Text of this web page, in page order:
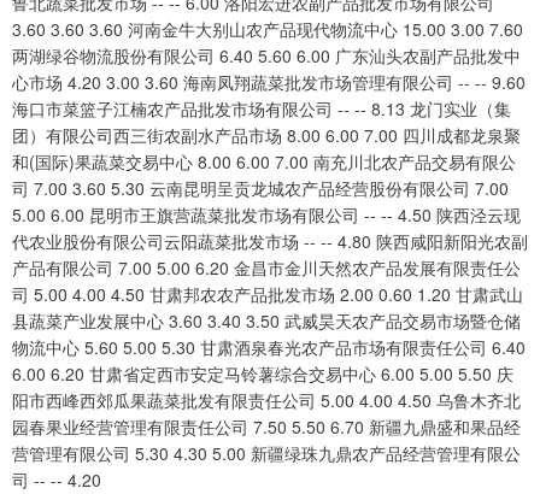
3.60 3.60 3.60 河南金牛大别山农产品现代物流中心 15.00 3.00 7.60
两湖绿谷物流股份有限公司 6.40 5.60 6.00 广东汕头农副产品批发中
心市场 4.20 3.00 3.60 海南凤翔蔬菜批发市场管理有限公司 -- -- 9.60
海口市菜篮子江楠农产品批发市场有限公司 -- -- 8.13 龙门实业（集
团）有限公司西三街农副水产品市场 8.00 6.00 7.00 四川成都龙泉聚
和(国际)果蔬菜交易中心 8.00 6.00 7.00 南充川北农产品交易有限公
司 7.00 3.60 5.30 云南昆明呈贡龙城农产品经营股份有限公司 7.00
5.00 6.00 昆明市王旗营蔬菜批发市场有限公司 -- -- 4.50 陕西泾云现
代农业股份有限公司云阳蔬菜批发市场 -- -- 4.80 陕西咸阳新阳光农副
产品有限公司 7.00 5.00 6.20 金昌市金川天然农产品发展有限责任公
司 5.00 4.00 4.50 甘肃邦农农产品批发市场 2.00 0.60 1.20 甘肃武山
县蔬菜产业发展中心 3.60 3.40 3.50 武威昊天农产品交易市场暨仓储
物流中心 5.60 5.00 5.30 甘肃酒泉春光农产品市场有限责任公司 6.40
6.00 6.20 甘肃省定西市安定马铃薯综合交易中心 6.00 5.00 5.50 庆
阳市西峰西郊瓜果蔬菜批发有限责任公司 5.00 4.00 4.50 乌鲁木齐北
园春果业经营管理有限责任公司 7.50 5.50 6.70 新疆九鼎盛和果品经
营管理有限公司 5.30 4.30 5.00 新疆绿珠九鼎农产品经营管理有限公
司 -- -- 4.20